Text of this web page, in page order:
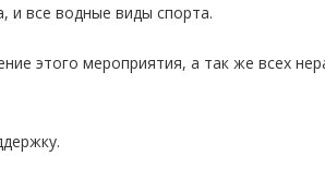
и все водные виды спорта.
этого мероприятия, а так же всех